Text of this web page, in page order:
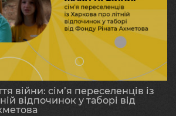
війни: сім’я переселенців із
відпочинок у таборі від